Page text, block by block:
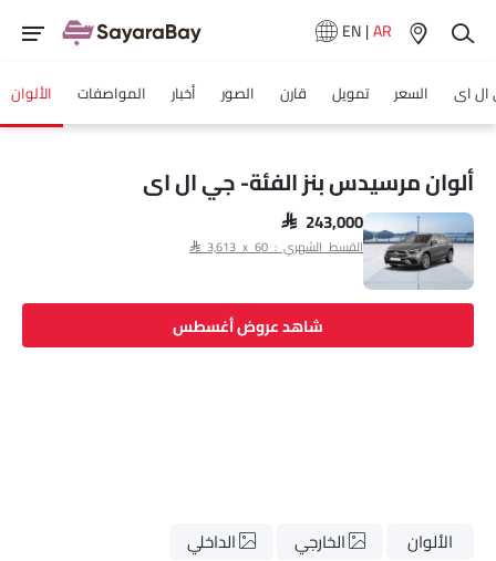
EN|AR
ال اى السعر تمويل قارن الصور أخبار المواصفات الألوان
ألوان مرسيدس بنز الفئة- جي ال اى
SAR 243,000
القسط الشهري : SAR 3,613 x 60
شاهد عروض أغسطس
الألوان الخارجي الداخلي